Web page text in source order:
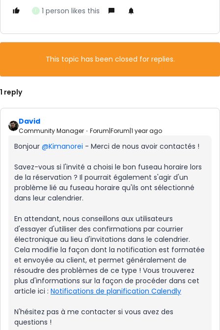
I 1 person likes this
This topic has been closed for replies.
1 reply
David
Community Manager Forum|Forum|1 year ago
Bonjour ​ @Kimanorei - Merci de nous avoir contactés !
Savez-vous si l'invité a choisi le bon fuseau horaire lors
de la réservation ? Il pourrait également s'agir d'un
problème lié au fuseau horaire qu'ils ont sélectionné
dans leur calendrier.
En attendant, nous conseillons aux utilisateurs
d'essayer d'utiliser des confirmations par courrier
électronique au lieu d'invitations dans le calendrier.
Cela modifie la façon dont la notification est formatée
et envoyée au client, et permet généralement de
résoudre des problèmes de ce type ! Vous trouverez
plus d'informations sur la façon de procéder dans cet
article ici : Notifications de planification Calendly
N'hésitez pas à me contacter si vous avez des
questions !